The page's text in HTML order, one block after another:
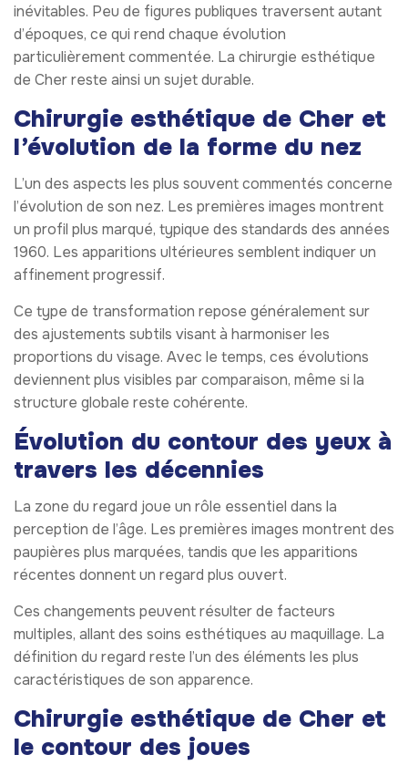
inévitables. Peu de figures publiques traversent autant
d’époques, ce qui rend chaque évolution
particulièrement commentée. La chirurgie esthétique
de Cher reste ainsi un sujet durable.
Chirurgie esthétique de Cher et
l’évolution de la forme du nez
L’un des aspects les plus souvent commentés concerne
l’évolution de son nez. Les premières images montrent
un profil plus marqué, typique des standards des années
1960. Les apparitions ultérieures semblent indiquer un
affinement progressif.
Ce type de transformation repose généralement sur
des ajustements subtils visant à harmoniser les
proportions du visage. Avec le temps, ces évolutions
deviennent plus visibles par comparaison, même si la
structure globale reste cohérente.
Évolution du contour des yeux à
travers les décennies
La zone du regard joue un rôle essentiel dans la
perception de l’âge. Les premières images montrent des
paupières plus marquées, tandis que les apparitions
récentes donnent un regard plus ouvert.
Ces changements peuvent résulter de facteurs
multiples, allant des soins esthétiques au maquillage. La
définition du regard reste l’un des éléments les plus
caractéristiques de son apparence.
Chirurgie esthétique de Cher et
le contour des joues